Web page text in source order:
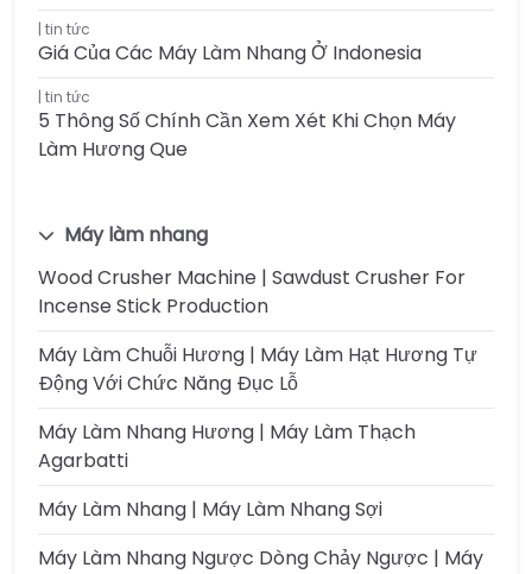
tin tức
Giá Của Các Máy Làm Nhang Ở Indonesia
tin tức
5 Thông Số Chính Cần Xem Xét Khi Chọn Máy
Làm Hương Que
Máy làm nhang
Wood Crusher Machine | Sawdust Crusher For
Incense Stick Production
Máy Làm Chuỗi Hương | Máy Làm Hạt Hương Tự
Động Với Chức Năng Đục Lỗ
Máy Làm Nhang Hương | Máy Làm Thạch
Agarbatti
Máy Làm Nhang | Máy Làm Nhang Sợi
Máy Làm Nhang Ngược Dòng Chảy Ngược | Máy